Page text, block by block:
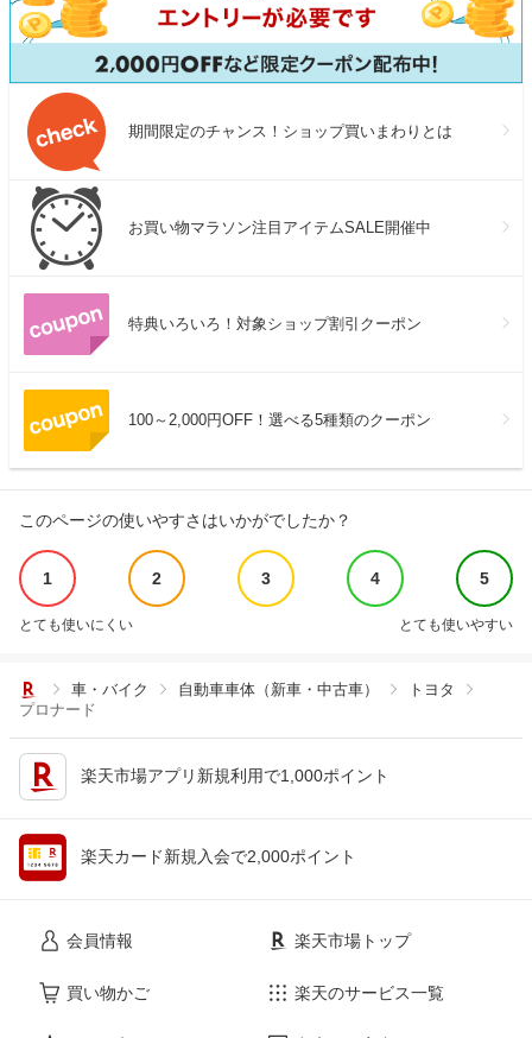
期間限定のチャンス！ショップ買いまわりとは
お買い物マラソン注目アイテムSALE開催中
特典いろいろ！対象ショップ割引クーポン
100～2,000円OFF！選べる5種類のクーポン
このページの使いやすさはいかがでしたか？
1 2 3 4 5
とても使いにくい とても使いやすい
車・バイク 自動車車体（新車・中古車）
トヨタ
プロナード
楽天市場アプリ新規利用で1,000ポイント
楽天カード新規入会で2,000ポイント
会員情報
買い物かご
楽天市場トップ
楽天のサービス一覧